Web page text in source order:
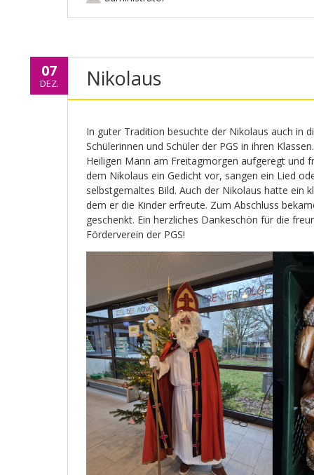
07
DEZ. Nikolaus
In guter Tradition besuchte der Nikolaus auch in
Schülerinnen und Schüler der PGS in ihren
Heiligen Mann am Freitagmorgen aufgeregt und
dem Nikolaus ein Gedicht vor, sangen ein Lied
selbstgemaltes Bild. Auch der Nikolaus hatte ein
dem er die Kinder erfreute. Zum Abschluss
geschenkt. Ein herzliches Dankeschön für die
Förderverein der PGS!